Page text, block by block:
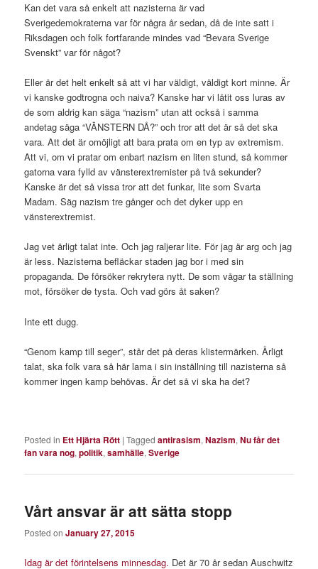
Kan det vara så enkelt att nazisterna är vad
Sverigedemokraterna var för några år sedan, då de inte satt i
Riksdagen och folk fortfarande mindes vad “Bevara Sverige
Svenskt” var för något?
Eller är det helt enkelt så att vi har väldigt, väldigt kort minne. Är
vi kanske godtrogna och naiva? Kanske har vi låtit oss luras av
de som aldrig kan säga “nazism” utan att också i samma
andetag säga “VÄNSTERN DÅ?” och tror att det är så det ska
vara. Att det är omöjligt att bara prata om en typ av extremism.
Att vi, om vi pratar om enbart nazism en liten stund, så kommer
gatorna vara fylld av vänsterextremister på två sekunder?
Kanske är det så vissa tror att det funkar, lite som Svarta
Madam. Säg nazism tre gånger och det dyker upp en
vänsterextremist.
Jag vet ärligt talat inte. Och jag raljerar lite. För jag är arg och jag
är less. Nazisterna befläckar staden jag bor i med sin
propaganda. De försöker rekrytera nytt. De som vågar ta ställning
mot, försöker de tysta. Och vad görs åt saken?
Inte ett dugg.
“Genom kamp till seger”, står det på deras klistermärken. Ärligt
talat, ska folk vara så här lama i sin inställning till nazisterna så
kommer ingen kamp behövas. Är det så vi ska ha det?
Posted in Ett Hjärta Rött |Tagged antirasism,Nazism,Nu får det
fan vara nog,politik,samhälle,Sverige
Vårt ansvar är att sätta stopp
Posted onJanuary 27, 2015
Idag är det förintelsens minnesdag. Det är 70 år sedan Auschwitz